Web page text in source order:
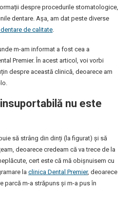
despre procedurile stomatologice,
dentare. Așa, am dat peste diverse
de calitate
m-am informat a fost cea a
Premier. În acest articol, voi vorbi
despre această clinică, deoarece am
nu este
să strâng din dinți (la figurat) și să
deoarece credeam că va trece de la
cert este că mă obișnuisem cu
la clinica Dental Premier, deoarece
parcă m-a străpuns și m-a pus în